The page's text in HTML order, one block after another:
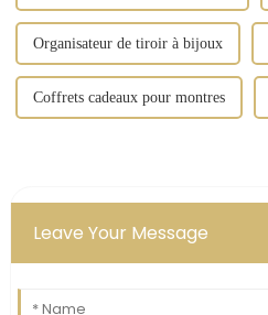
Organisateur de tiroir à bijoux
Coffrets cadeaux pour montres
Leave Your Message